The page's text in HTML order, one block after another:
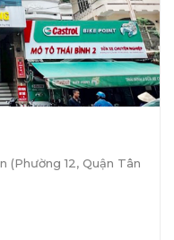
(Phường 12, Quận Tân